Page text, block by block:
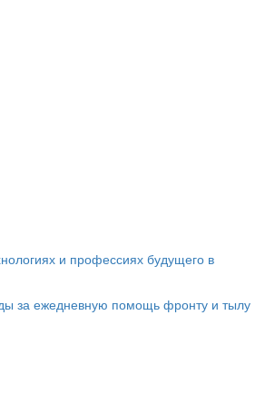
и профессиях будущего в
за ежедневную помощь фронту и тылу